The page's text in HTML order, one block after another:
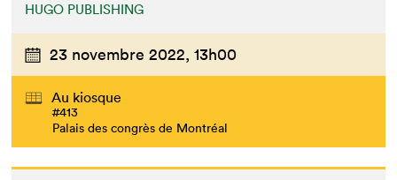
HUGO PUBLISHING
23 novembre 2022, 13h00
Au kiosque
#413
Palais des congrès de Montréal